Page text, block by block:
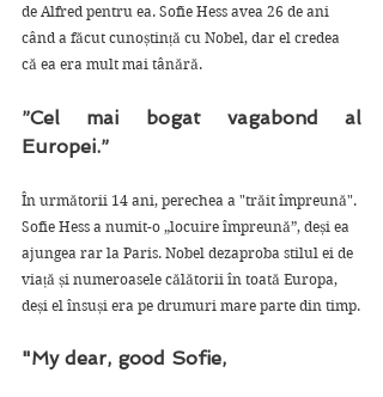
de Alfred pentru ea. Sofie Hess avea 26 de ani
când a făcut cunoștință cu Nobel, dar el credea
că ea era mult mai tânără.
”Cel mai bogat vagabond al
Europei.”
În următorii 14 ani, perechea a "trăit împreună".
Sofie Hess a numit-o „locuire împreună”, deși ea
ajungea rar la Paris. Nobel dezaproba stilul ei de
viață și numeroasele călătorii în toată Europa,
deși el însuși era pe drumuri mare parte din timp.
"My dear, good Sofie,